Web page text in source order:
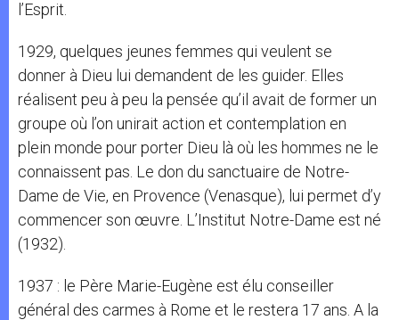
l’Esprit.
1929, quelques jeunes femmes qui veulent se
donner à Dieu lui demandent de les guider. Elles
réalisent peu à peu la pensée qu’il avait de former un
groupe où l’on unirait action et contemplation en
plein monde pour porter Dieu là où les hommes ne le
connaissent pas. Le don du sanctuaire de Notre-
Dame de Vie, en Provence (Venasque), lui permet d’y
commencer son œuvre. L’Institut Notre-Dame est né
(1932).
1937 : le Père Marie-Eugène est élu conseiller
général des carmes à Rome et le restera 17 ans. A la